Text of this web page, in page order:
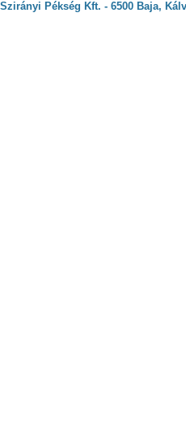
Szirányi Pékség Kft. - 6500 Baja,